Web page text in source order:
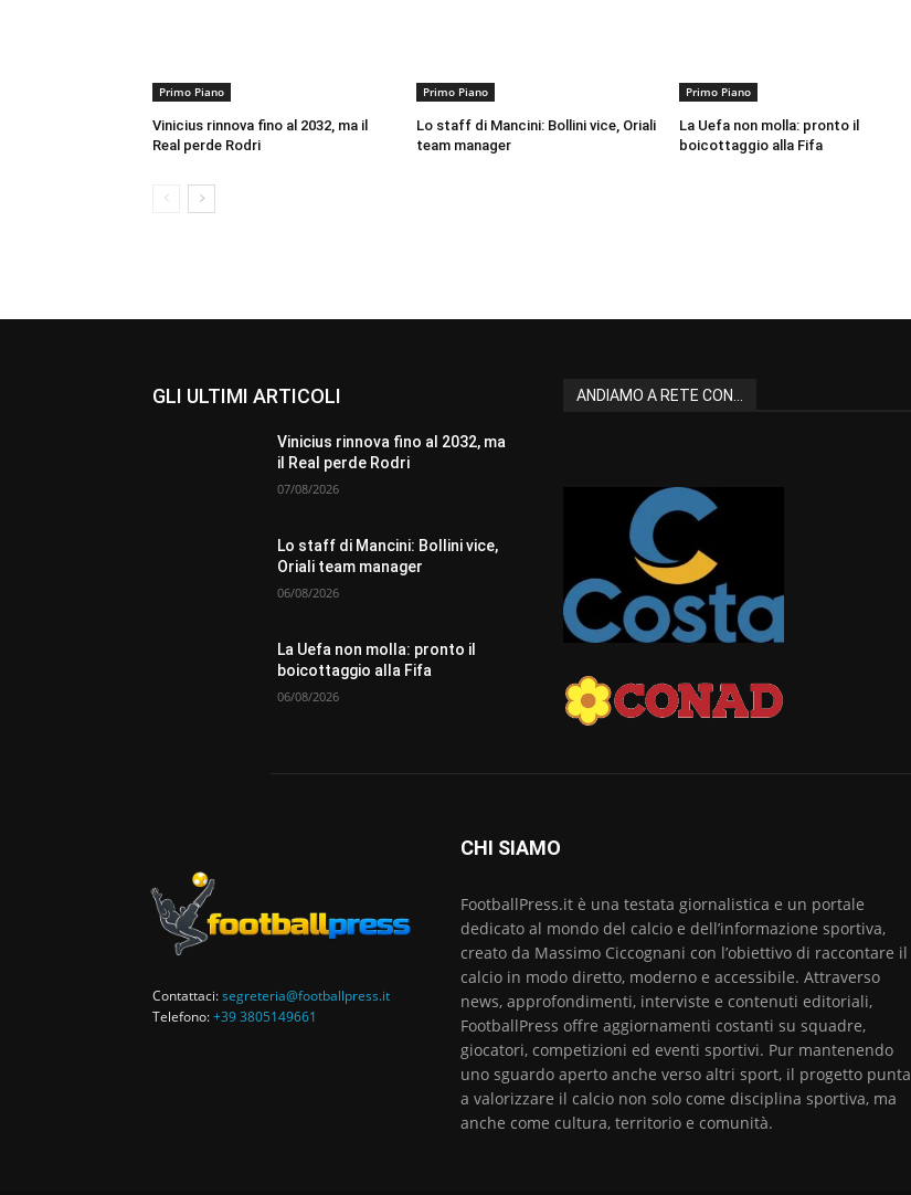
Primo Piano
Vinicius rinnova fino al 2032, ma il
Real perde Rodri
Primo Piano
Lo staff di Mancini: Bollini vice, Oriali
team manager
Primo Piano
La Uefa non molla: pronto il
boicottaggio alla Fifa
GLI ULTIMI ARTICOLI
Vinicius rinnova fino al 2032, ma
il Real perde Rodri
07/08/2026
Lo staff di Mancini: Bollini vice,
Oriali team manager
06/08/2026
La Uefa non molla: pronto il
boicottaggio alla Fifa
06/08/2026
ANDIAMO A RETE CON...
Contattaci:segreteria@footballpress.it
Telefono:+39 3805149661
CHI SIAMO
FootballPress.it è una testata giornalistica e un portale
dedicato al mondo del calcio e dell’informazione sportiva,
creato da Massimo Ciccognani con l’obiettivo di raccontare il
calcio in modo diretto, moderno e accessibile. Attraverso
news, approfondimenti, interviste e contenuti editoriali,
FootballPress offre aggiornamenti costanti su squadre,
giocatori, competizioni ed eventi sportivi. Pur mantenendo
uno sguardo aperto anche verso altri sport, il progetto punta
a valorizzare il calcio non solo come disciplina sportiva, ma
anche come cultura, territorio e comunità.